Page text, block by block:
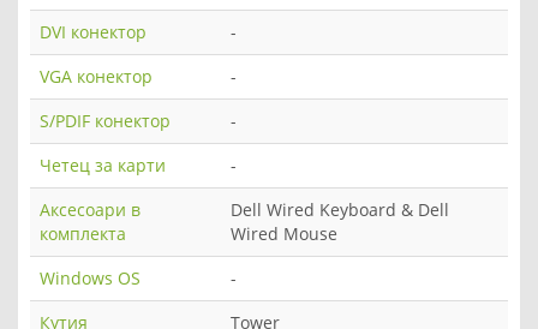
DVI конектор
-
VGA конектор
-
S/PDIF конектор
-
Четец за карти
-
Аксесоари в
комплекта
Dell Wired Keyboard & Dell
Wired Mouse
Windows OS
-
Кутия
Tower